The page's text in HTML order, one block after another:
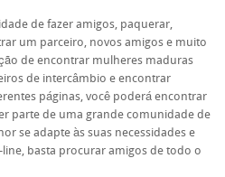
de fazer amigos, paquerar,
um parceiro, novos amigos e muito
de encontrar mulheres maduras
de intercâmbio e encontrar
páginas, você poderá encontrar
parte de uma grande comunidade de
se adapte às suas necessidades e
basta procurar amigos de todo o